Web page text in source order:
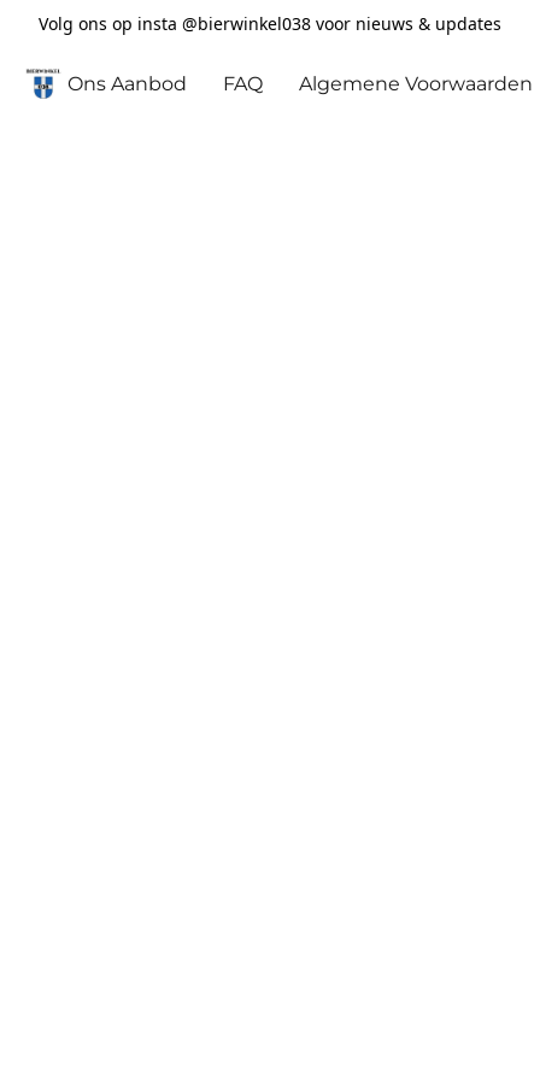
Volg ons op insta @bierwinkel038 voor nieuws & updates
Ons Aanbod FAQ Algemene Voorwaarden